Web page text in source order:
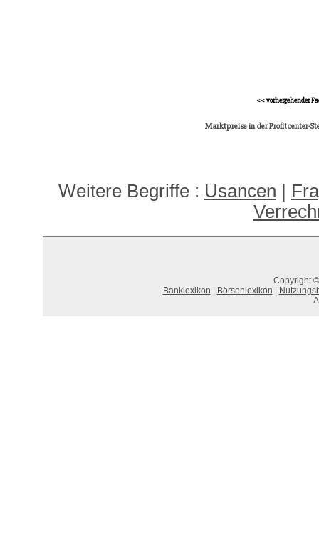
<< vorhergehender
Marktpreise in der Profitcenter-
Weitere Begriffe : Usancen
Copyright
Banklexikon
Börsenlexikon